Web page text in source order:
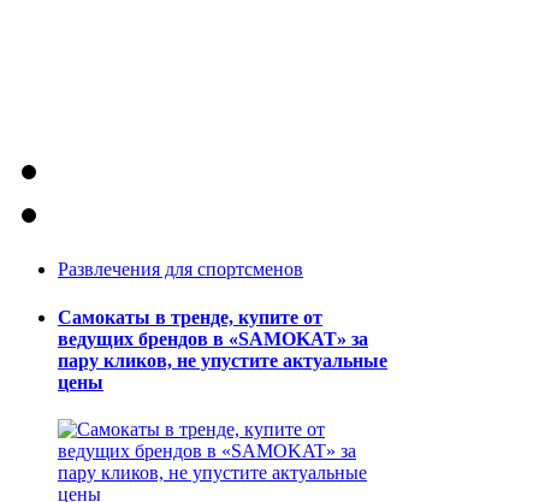
Развлечения для спортсменов
Самокаты в тренде, купите от
ведущих брендов в «SAMOKAT» за
пару кликов, не упустите актуальные
цены